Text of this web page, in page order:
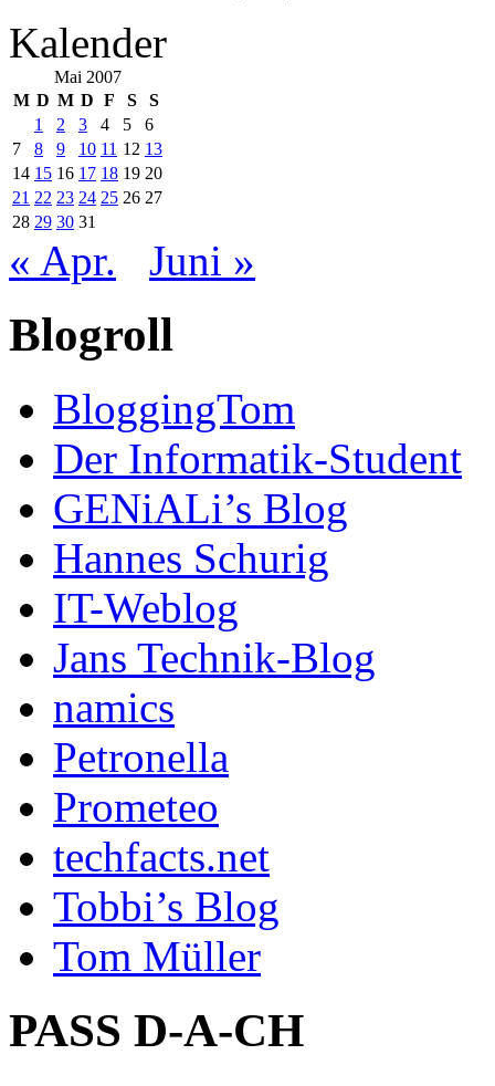
Kalender
Mai 2007
M D M D F S
S
1
2 3 4 5
6
7
8 9 10 11 12 13
14 15 16 17 18 19 20
21 22 23 24 25 26 27
28 29 30 31
« Apr. Juni »
Blogroll
BloggingTom
Der Informatik-Student
GENiALi’s Blog
Hannes Schurig
IT-Weblog
Jans Technik-Blog
namics
Petronella
Prometeo
techfacts.net
Tobbi’s Blog
Tom Müller
PASS D-A-CH